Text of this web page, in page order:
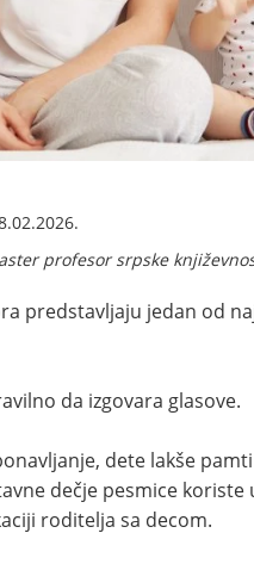
profesor srpske
predstavljaju jedan od
da izgovara glasove.
dete lakše
dečje pesmice
roditelja sa decom.